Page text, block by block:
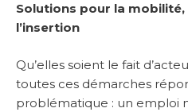
Solutions pour la
l’insertion
Qu’elles soient le fait
toutes ces démarches
problématique : un emploi